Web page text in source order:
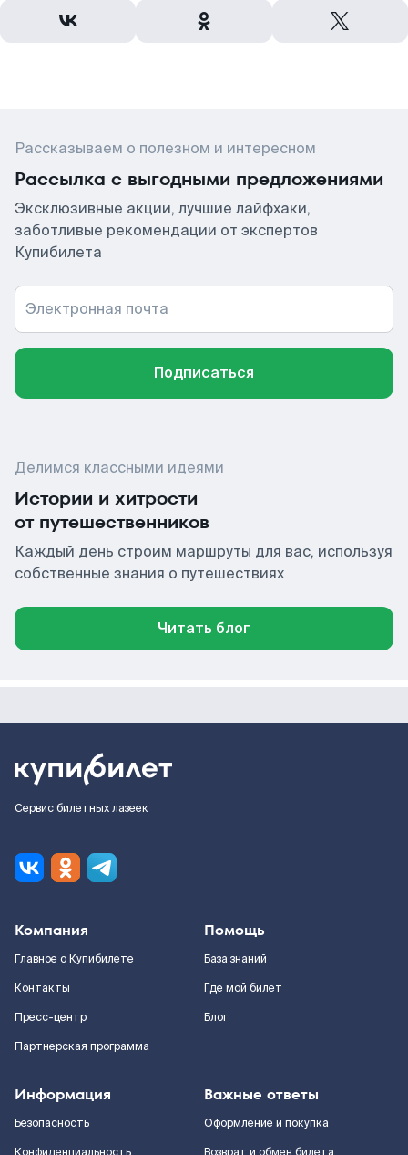
Рассказываем о полезном и интересном
Рассылка с выгодными предложениями
Эксклюзивные акции, лучшие лайфхаки,
заботливые рекомендации от экспертов
Купибилета
Электронная почта
Подписаться
Делимся классными идеями
Истории и хитрости
от путешественников
Каждый день строим маршруты для вас, используя
собственные знания о путешествиях
Читать блог
Сервис билетных лазеек
Компания
Главное о Купибилете
Контакты
Пресс-центр
Партнерская программа
Помощь
База знаний
Где мой билет
Блог
Информация
Безопасность
Важные ответы
Оформление и покупка